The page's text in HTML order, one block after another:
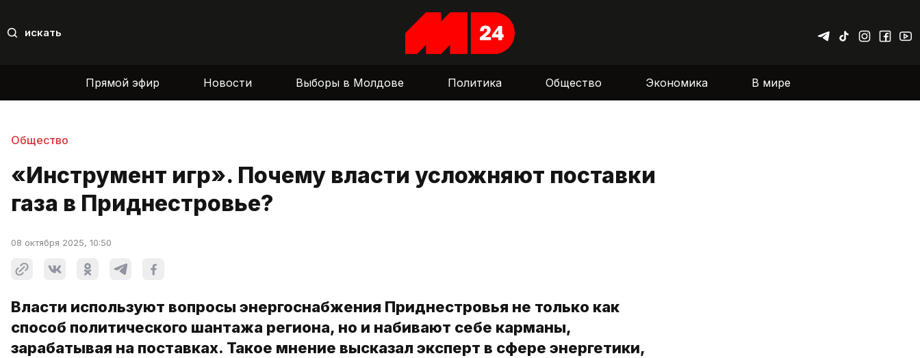
искать
Прямой эфир Новости Выборы в Молдове Политика Общество Экономика В мире
Общество
«Инструмент игр». Почему власти усложняют поставки
газа в Приднестровье?
08 октября 2025, 10:50
Власти используют вопросы энергоснабжения Приднестровья не только как
способ политического шантажа региона, но и набивают себе карманы,
зарабатывая на поставках. Такое мнение высказал эксперт в сфере энергетики,